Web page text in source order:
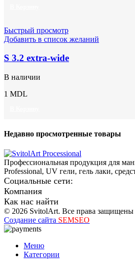
Быстрый просмотр
Добавить в список желаний
S 3.2 extra-wide
В наличии
1 MDL
Недавно просмотренные товары
Профессиональная продукция для
Professional, UV гели, гель лаки,
Социальные сети:
Компания
Как нас найти
© 2026 SvitolArt. Все права защищены
Создание сайта SEMSEO
Меню
Категории